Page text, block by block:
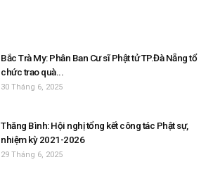
Bắc Trà My: Phân Ban Cư sĩ Phật tử TP.Đà Nẵng tổ
chức trao quà...
30 Tháng 6, 2025
Thăng Bình: Hội nghị tổng kết công tác Phật sự,
nhiệm kỳ 2021-2026
29 Tháng 6, 2025